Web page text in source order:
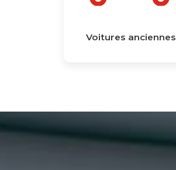
Voitures anciennes